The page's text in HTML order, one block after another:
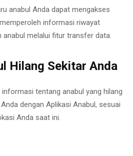
anabul Anda dapat mengakses
informasi riwayat
anabul melalui fitur transfer data.
Hilang Sekitar Anda
informasi tentang anabul yang hilang
dengan Aplikasi Anabul, sesuai
Anda saat ini.